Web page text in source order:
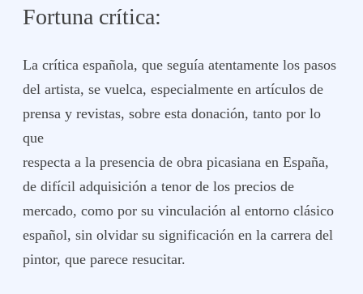
Fortuna crítica:
La crítica española, que seguía atentamente los pasos
del artista, se vuelca, especialmente en artículos de
prensa y revistas, sobre esta donación, tanto por lo
que
respecta a la presencia de obra picasiana en España,
de difícil adquisición a tenor de los precios de
mercado, como por su vinculación al entorno clásico
español, sin olvidar su significación en la carrera del
pintor, que parece resucitar.